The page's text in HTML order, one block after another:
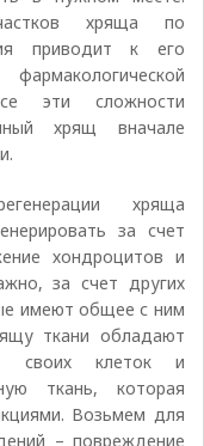
хряща по
приводит к его
эти сложности
хрящ вначале
хряща
за счет
хондроцитов и
за счет других
имеют общее с ним
ткани обладают
своих клеток и
ткань, которая
Возьмем для
– повреждение